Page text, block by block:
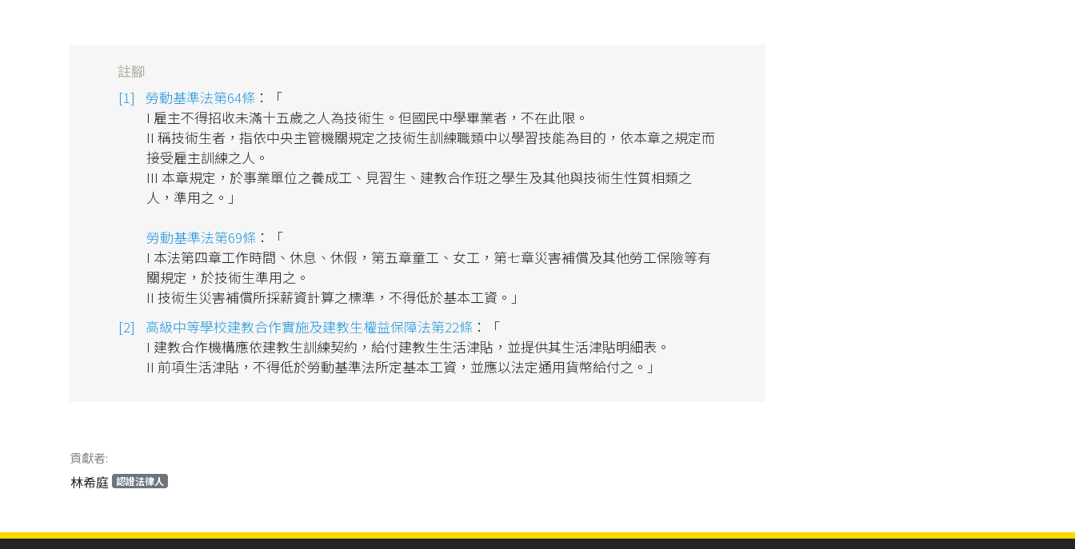
註腳
勞動基準法第64條 ：「
I 雇主不得招收未滿十五歲之人為技術生。但國民中學畢業者，不在此限。
II 稱技術生者，指依中央主管機關規定之技術生訓練職類中以學習技能為目的，依本章之規定而
接受雇主訓練之人。
III 本章規定，於事業單位之養成工、見習生、建教合作班之學生及其他與技術生性質相類之
人，準用之。」
勞動基準法第69條 ：「
I 本法第四章工作時間、休息、休假，第五章童工、女工，第七章災害補償及其他勞工保險等有
關規定，於技術生準用之。
II 技術生災害補償所採薪資計算之標準，不得低於基本工資。」
高級中等學校建教合作實施及建教生權益保障法第22條 ：「
I 建教合作機構應依建教生訓練契約，給付建教生生活津貼，並提供其生活津貼明細表。
II 前項生活津貼，不得低於勞動基準法所定基本工資，並應以法定通用貨幣給付之。」
貢獻者:
林希庭 認證法律人